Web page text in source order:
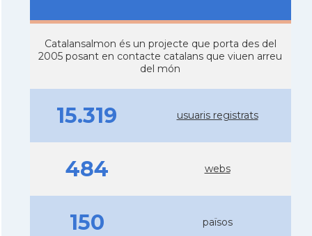
Catalansalmon és un projecte que porta des del
2005 posant en contacte catalans que viuen arreu
del món
15.319 usuaris registrats
484 webs
150 països